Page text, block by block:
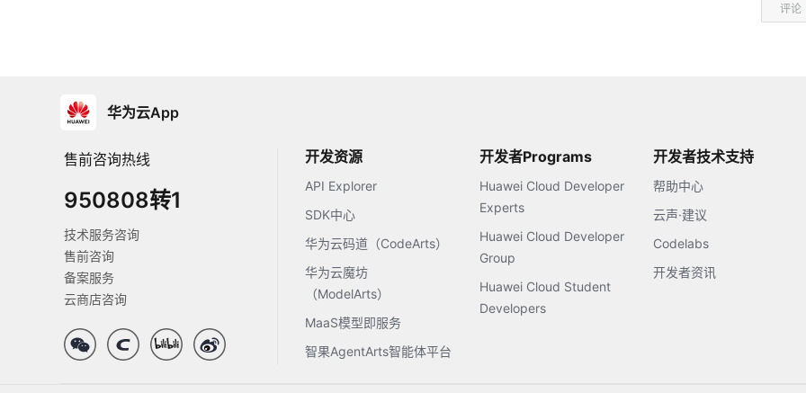
评论
华为云App
售前咨询热线
950808转1
技术服务咨询
售前咨询
备案服务
云商店咨询
开发资源
API Explorer
SDK中心
华为云码道（CodeArts）
华为云魔坊
（ModelArts）
MaaS模型即服务
智果AgentArts智能体平台
开发者Programs
Huawei Cloud Developer
Experts
Huawei Cloud Developer
Group
Huawei Cloud Student
Developers
开发者技术支持
帮助中心
云声·建议
Codelabs
开发者资讯